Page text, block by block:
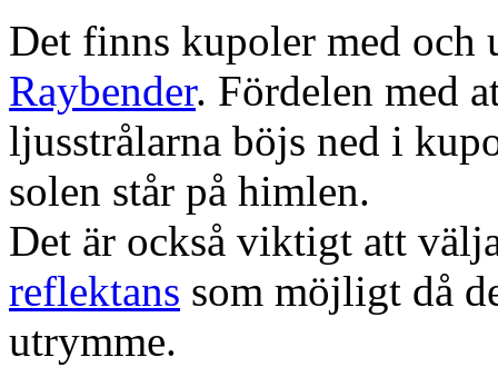
Det finns kupoler med och
Raybender. Fördelen med
ljusstrålarna böjs ned i
solen står på himlen.
Det är också viktigt att
reflektans som möjligt då
utrymme.